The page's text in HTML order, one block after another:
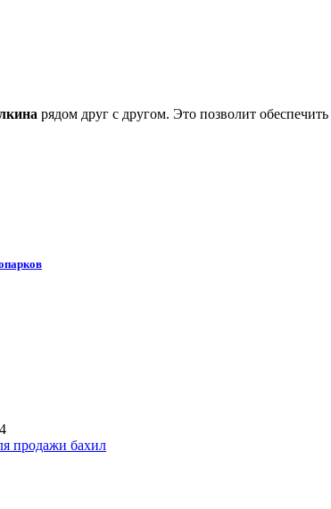
рядом друг с другом. Это позволит
продажи бахил